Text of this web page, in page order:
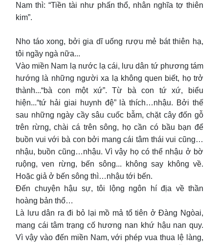
Nam thì: “Tiền tài như phấn thổ, nhân nghĩa tợ thiên
kim”.
Nho táo xong, bởi gia dĩ uống rượu mẻ bát thiên hạ,
tôi ngầy ngà nữa...
Vào miền Nam lạ nước lạ cái, lưu dân tứ phương tám
hướng là những người xa lạ không quen biết, họ trở
thành...“bà con một xứ”. Từ bà con tứ xứ, biểu
hiện...“tứ hải giai huynh đệ” là thích…nhậu. Bởi thế
sau những ngày cầy sâu cuốc bẫm, chặt cây đốn gỗ
trên rừng, chài cá trên sông, họ cần có bầu bạn để
buồn vui với bà con bởi mang cái tâm thái vui cũng…
nhậu, buồn cũng…nhậu. Vì vậy họ có thể nhậu ở bờ
ruộng, ven rừng, bến sông... không say không về.
Hoặc giả ở bến sông thì…nhậu tới bến.
Đến chuyện hậu sự, tôi lộng ngôn hí địa về thần
hoàng bản thổ…
Là lưu dân ra đi bỏ lại mồ mả tổ tiên ở Đàng Ngòai,
mang cái tâm trạng cố hương nan khứ hậu nan quy.
Vì vậy vào đến miền Nam, với phép vua thua lệ làng,